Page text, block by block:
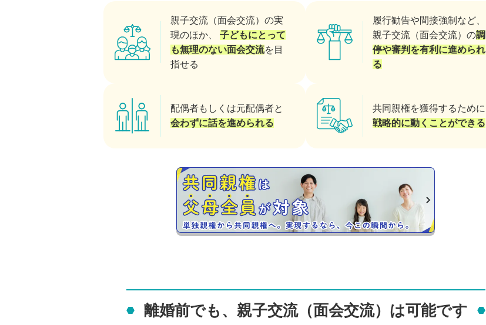
親子交流（面会交流）の実
現のほか、
子どもにとって
も無理のない面会交流を目
指せる
履行勧告や間接強制など、
親子交流（面会交流）の調
停や審判を有利に進められ
る
配偶者もしくは元配偶者と
会わずに話を進められる
共同親権を獲得するために
戦略的に動くことができる
離婚前でも、 親子交流（面会交流）は可能です